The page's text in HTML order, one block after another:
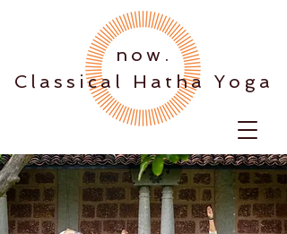
.now
Classical Hatha Yoga